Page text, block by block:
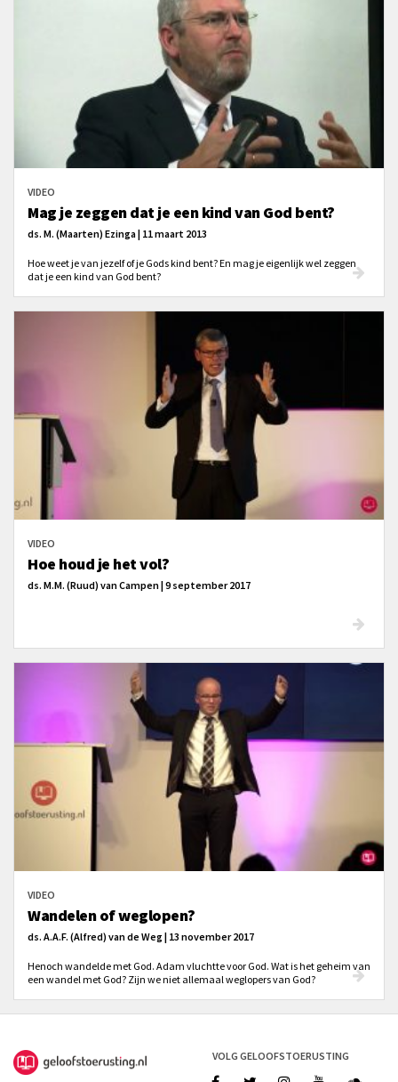
VIDEO
Mag je zeggen dat je een kind van God bent?
ds. M. (Maarten) Ezinga | 11 maart 2013
Hoe weet je van jezelf of je Gods kind bent? En mag je eigenlijk wel zeggen
dat je een kind van God bent?
VIDEO
Hoe houd je het vol?
ds. M.M. (Ruud) van Campen | 9 september 2017
VIDEO
Wandelen of weglopen?
ds. A.A.F. (Alfred) van de Weg | 13 november 2017
Henoch wandelde met God. Adam vluchtte voor God. Wat is het geheim van
een wandel met God? Zijn we niet allemaal weglopers van God?
VOLG GELOOFSTOERUSTING